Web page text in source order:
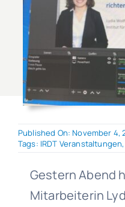
Published On: November 4,
Tags: IRDT Veranstaltungen
Gestern Abend
Mitarbeiterin